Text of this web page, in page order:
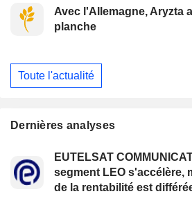
Avec l'Allemagne, Aryzta
planche
Toute l'actualité
Dernières analyses
EUTELSAT
segment LEO s'accélère,
de la rentabilité est